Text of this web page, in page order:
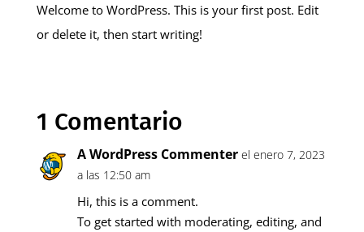
Welcome to WordPress. This is your first post. Edit
or delete it, then start writing!
1 Comentario
A WordPress Commenter el enero 7, 2023
a las 12:50 am
Hi, this is a comment.
To get started with moderating, editing, and